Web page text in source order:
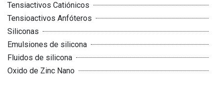
Tensiactivos Catiónicos
Tensioactivos Anfóteros
Siliconas
Emulsiones de silicona
Fluidos de silicona
Oxido de Zinc Nano